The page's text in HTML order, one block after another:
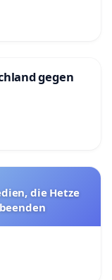
gegen
die Hetze